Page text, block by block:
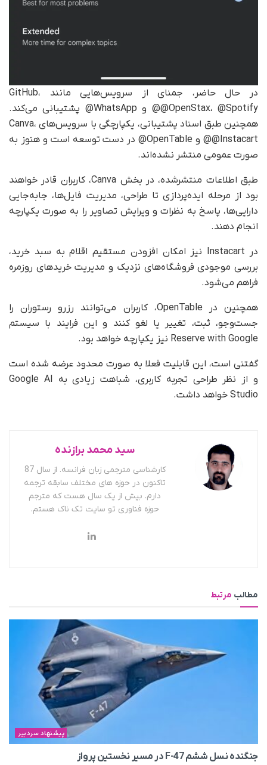
در حال حاضر، جمنای از سرویس‌هایی مانند GitHub،
@OpenStax، @Spotify@ و WhatsApp@ پشتیبانی می‌کند.
همچنین طبق اسناد پشتیبانی، یکپارچگی با سرویس‌های Canva،
@Instacart@ و OpenTable@ در دست توسعه است و هنوز به‌
صورت عمومی منتشر نشده‌اند.
طبق اطلاعات منتشرشده، در بخش Canva، کاربران قادر خواهند
بود از مرحله ایده‌پردازی تا طراحی، مدیریت فایل‌ها، جابه‌جایی
دارایی‌ها، پاسخ به نظرات و ویرایش تصاویر را به‌ صورت یکپارچه
انجام دهند.
در Instacart نیز امکان افزودن مستقیم اقلام به سبد خرید،
بررسی موجودی فروشگاه‌های نزدیک و مدیریت خریدهای روزمره
فراهم می‌شود.
همچنین در OpenTable، کاربران می‌توانند رزرو رستوران را
جست‌وجو، ثبت، تغییر یا لغو کنند و این فرایند با سیستم
Reserve with Google نیز یکپارچه خواهد بود.
گفتنی است، این قابلیت فعلا به‌ صورت محدود عرضه شده است
و از نظر طراحی تجربه کاربری، شباهت زیادی به Google AI
Studio خواهد داشت.
سید محمد برازنده
کارشناسی مترجمی زبان فرانسه. از سال 87
تاکنون در حوزه های مختلف سابقه ترجمه
دارم. بیش از یک سال هست که مترجم
حوزه فناوری تو سایت تک ناک هستم.
مطالب مرتبط
پیشنهاد سردبیر
جنگنده نسل ششم F-47 در مسیر نخستین پرواز